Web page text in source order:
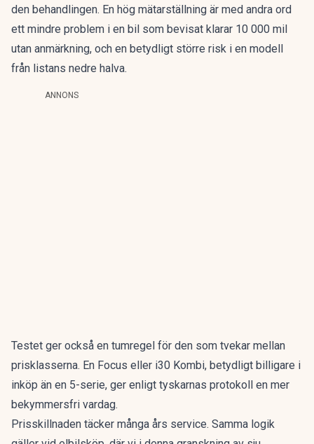
den behandlingen. En hög mätarställning är med andra ord
ett mindre problem i en bil som bevisat klarar 10 000 mil
utan anmärkning, och en betydligt större risk i en modell
från listans nedre halva.
ANNONS
Testet ger också en tumregel för den som tvekar mellan
prisklasserna. En Focus eller i30 Kombi, betydligt billigare i
inköp än en 5-serie, ger enligt tyskarnas protokoll en mer
bekymmersfri vardag.
Prisskillnaden täcker många års service. Samma logik